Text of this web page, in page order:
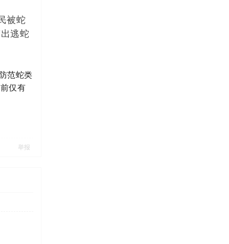
被蛇
逃蛇
范蛇类
仅有
举报